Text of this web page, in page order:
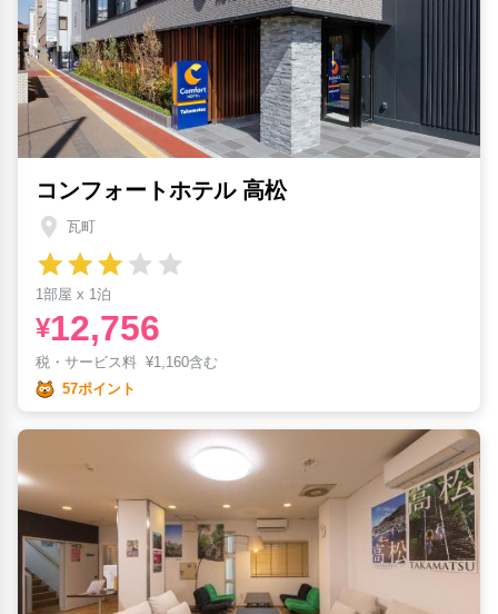
コンフォートホテル 高松
瓦町
1部屋 x 1泊
¥12,756
税・サービス料 ¥1,160含む
57ポイント